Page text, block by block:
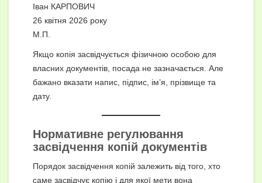
Іван КАРПОВИЧ
26 квітня 2026 року
М.П.
Якщо копія засвідчується фізичною особою для
власних документів, посада не зазначається. Але
бажано вказати напис, підпис, ім’я, прізвище та
дату.
Нормативне регулювання
засвідчення копій документів
Порядок засвідчення копій залежить від того, хто
саме засвідчує копію і для якої мети вона